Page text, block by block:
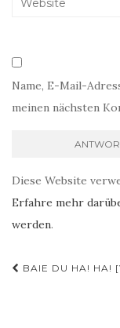
Name, E-Mail-
meinen nächsten
Diese Website
Erfahre mehr
werden.
Beitrags-
BAIE DU HA! HA!